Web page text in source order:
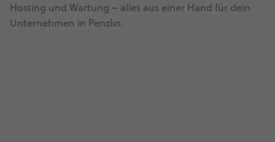
Hosting und Wartung – alles aus einer Hand für dein
Unternehmen in Penzlin.